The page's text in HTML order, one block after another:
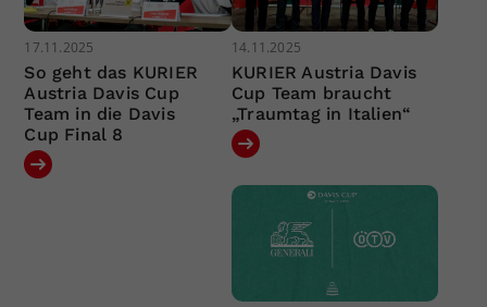
17.11.2025
So geht das KURIER
Austria Davis Cup
Team in die Davis
Cup Final 8
14.11.2025
KURIER Austria Davis
Cup Team braucht
„Traumtag in Italien“